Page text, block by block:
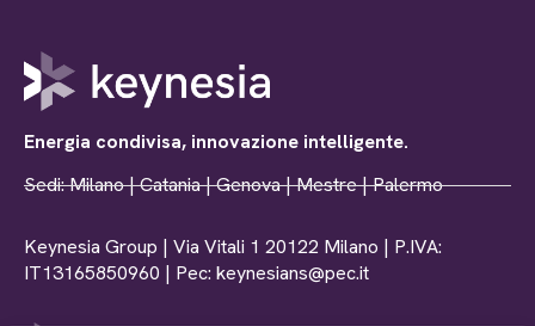
Energia condivisa, innovazione intelligente.
Sedi: Milano | Catania | Genova | Mestre | Palermo
Keynesia Group | Via Vitali 1 20122 Milano | P.IVA:
IT13165850960 | Pec: keynesians@pec.it